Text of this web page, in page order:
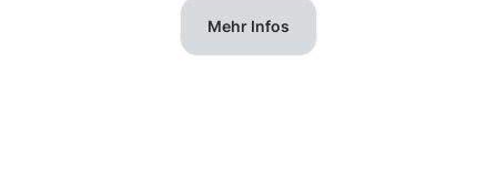
Mehr Infos